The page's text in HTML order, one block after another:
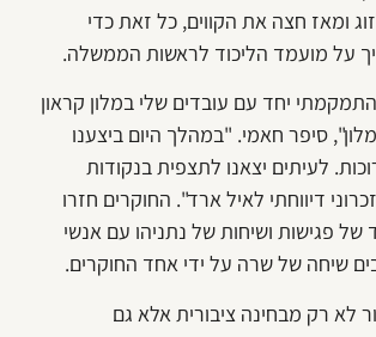
ומאז חצה את הקווים, כל זאת כדי
על מועמד הליכוד לראשות הממשלה.
"ביום 25.12.08 התמקמתי יחד עם עובדים שלי במלון קראון
סיפר חאמי. "במהלך היום ביצענו
לעיתים יצאנו לתצפית בנקודות
דיווחתי לאיל ארד". החוקרים חזרו
של פגישות ושיחות של נתניהו עם אנשי
שיחה של שרה על ידי אחד החוקרים.
לא רק מבחינה ציבורית אלא גם